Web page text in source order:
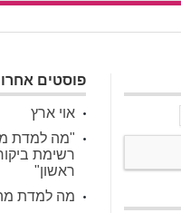
פוסטים
אוי ארץ
רשימת
ראשון"
מה למדת